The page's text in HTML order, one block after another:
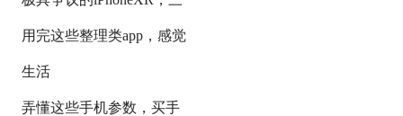
用完这些整理类app，感觉
生活
弄懂这些手机参数，买手